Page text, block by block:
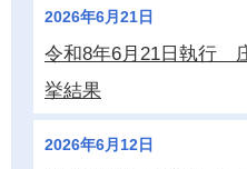
2026年6月21日
令和8年6月21日執行
挙結果
2026年6月12日